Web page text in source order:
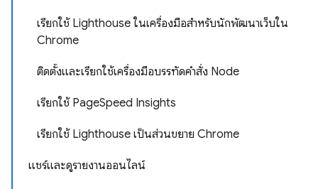
เรียกใช้ Lighthouse ในเครื่องมือสำหรับนักพัฒนาเว็บใน
Chrome
ติดตั้งและเรียกใช้เครื่องมือบรรทัดคำสั่ง Node
เรียกใช้ PageSpeed Insights
เรียกใช้ Lighthouse เป็นส่วนขยาย Chrome
แชร์และดูรายงานออนไลน์